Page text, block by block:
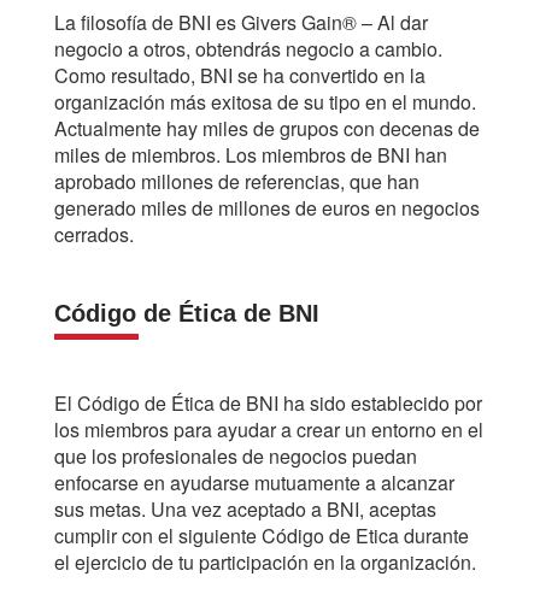
La filosofía de BNI es Givers Gain® – Al dar
negocio a otros, obtendrás negocio a cambio.
Como resultado, BNI se ha convertido en la
organización más exitosa de su tipo en el mundo.
Actualmente hay miles de grupos con decenas de
miles de miembros. Los miembros de BNI han
aprobado millones de referencias, que han
generado miles de millones de euros en negocios
cerrados.
Código de Ética de BNI
El Código de Ética de BNI ha sido establecido por
los miembros para ayudar a crear un entorno en el
que los profesionales de negocios puedan
enfocarse en ayudarse mutuamente a alcanzar
sus metas. Una vez aceptado a BNI, aceptas
cumplir con el siguiente Código de Etica durante
el ejercicio de tu participación en la organización.